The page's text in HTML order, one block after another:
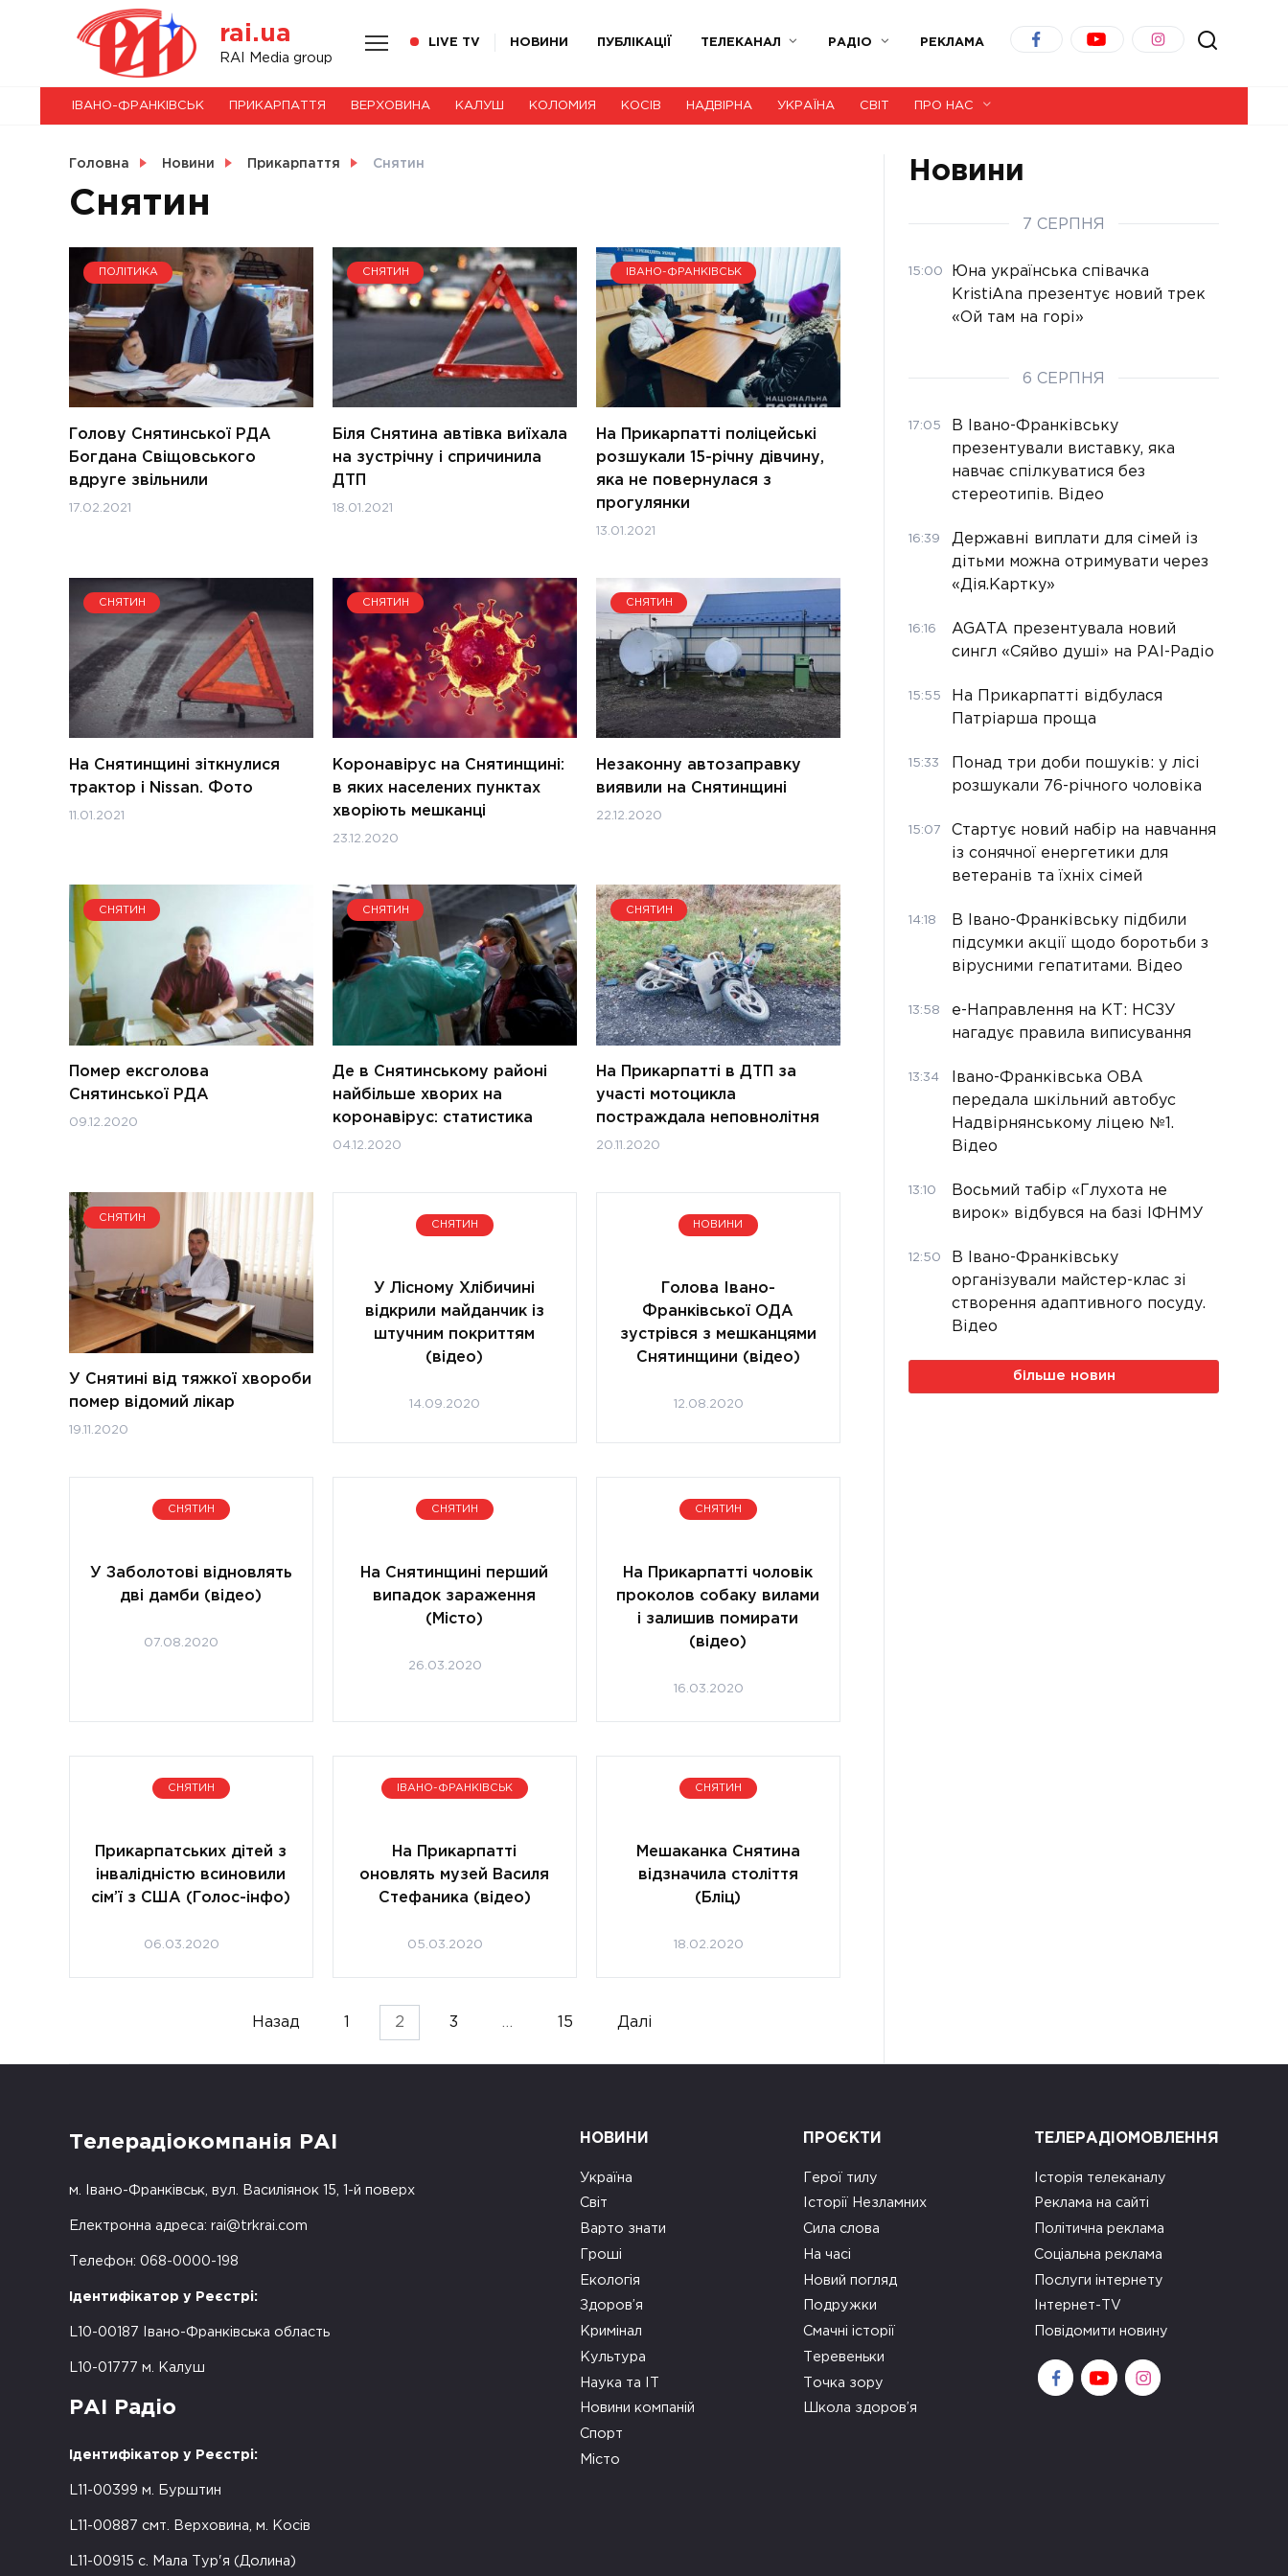
rai.ua
RAI Media group
LIVE TV НОВИНИ ПУБЛІКАЦІЇ ТЕЛЕКАНАЛ РАДІО РЕКЛАМА
НОВИНИ
СВІТ
УКРАЇНА
ІВАНО-ФРАНКІВСЬК ПРИКАРПАТТЯ ВЕРХОВИНА КАЛУШ КОЛОМИЯ КОСІВ НАДВІРНА УКРАЇНА СВІТ ПРО НАС
Головна Новини Прикарпаття Снятин
Снятин
ПОЛІТИКА
Голову Снятинської РДА
Богдана Свіщовського
вдруге звільнили
17.02.2021
СНЯТИН
Біля Снятина автівка виїхала
на зустрічну і спричинила
ДТП
18.01.2021
ІВАНО-ФРАНКІВСЬК
На Прикарпатті поліцейські
розшукали 15-річну дівчину,
яка не повернулася з
прогулянки
13.01.2021
СНЯТИН
На Снятинщині зіткнулися
трактор і Nissan. Фото
11.01.2021
СНЯТИН
Коронавірус на Снятинщині:
в яких населених пунктах
хворіють мешканці
23.12.2020
СНЯТИН
Незаконну автозаправку
виявили на Снятинщині
22.12.2020
СНЯТИН
Помер ексголова
Снятинської РДА
09.12.2020
СНЯТИН
Де в Снятинському районі
найбільше хворих на
коронавірус: статистика
04.12.2020
СНЯТИН
На Прикарпатті в ДТП за
участі мотоцикла
постраждала неповнолітня
20.11.2020
СНЯТИН
У Снятині від тяжкої хвороби
помер відомий лікар
19.11.2020
СНЯТИН
У Лісному Хлібичині
відкрили майданчик із
штучним покриттям
(відео)
14.09.2020
НОВИНИ
Голова Івано-
Франківської ОДА
зустрівся з мешканцями
Снятинщини (відео)
12.08.2020
СНЯТИН
У Заболотові відновлять
дві дамби (відео)
07.08.2020
СНЯТИН
На Снятинщині перший
випадок зараження
(Місто)
26.03.2020
СНЯТИН
На Прикарпатті чоловік
проколов собаку вилами
і залишив помирати
(відео)
16.03.2020
СНЯТИН
Прикарпатських дітей з
інвалідністю всиновили
сім’ї з США (Голос-інфо)
06.03.2020
ІВАНО-ФРАНКІВСЬК
На Прикарпатті
оновлять музей Василя
Стефаника (відео)
05.03.2020
СНЯТИН
Мешаканка Снятина
відзначила століття
(Бліц)
18.02.2020
Назад 2 3 … 15 Далі
Новини
7 СЕРПНЯ
15:00
Юна українська співачка
KristiAna презентує новий трек
«Ой там на горі»
6 СЕРПНЯ
17:05
В Івано-Франківську
презентували виставку, яка
навчає спілкуватися без
стереотипів. Відео
16:39
Державні виплати для сімей із
дітьми можна отримувати через
«Дія.Картку»
16:16
AGATA презентувала новий
сингл «Сяйво душі» на РАІ-Радіо
15:55
На Прикарпатті відбулася
Патріарша проща
15:33
Понад три доби пошуків: у лісі
розшукали 76-річного чоловіка
15:07
Стартує новий набір на навчання
із сонячної енергетики для
ветеранів та їхніх сімей
14:18
В Івано-Франківську підбили
підсумки акції щодо боротьби з
вірусними гепатитами. Відео
13:58
е-Направлення на КТ: НСЗУ
нагадує правила виписування
13:34
Івано-Франківська ОВА
передала шкільний автобус
Надвірнянському ліцею №1.
Відео
13:10
Восьмий табір «Глухота не
вирок» відбувся на базі ІФНМУ
12:50
В Івано-Франківську
організували майстер-клас зі
створення адаптивного посуду.
Відео
більше новин
Телерадіокомпанія РАІ
м. Івано-Франківськ, вул. Василіянок 15, 1-й поверх
Електронна адреса: rai@trkrai.com
Телефон: 068-0000-198
Ідентифікатор у Реєстрі:
L10-00187 Івано-Франківська область
L10-01777 м. Калуш
РАІ Радіо
Ідентифікатор у Реєстрі:
L11-00399 м. Бурштин
L11-00887 смт. Верховина, м. Косів
L11-00915 с. Мала Тур'я (Долина)
НОВИНИ
Україна
Світ
Варто знати
Гроші
Екологія
Здоров’я
Кримінал
Культура
Наука та ІТ
Новини компаній
Спорт
Місто
ПРОЄКТИ
Герої тилу
Історії Незламних
Сила слова
На часі
Новий погляд
Подружки
Смачні історії
Теревеньки
Точка зору
Школа здоров’я
ТЕЛЕРАДІОМОВЛЕННЯ
Історія телеканалу
Реклама на сайті
Політична реклама
Соціальна реклама
Послуги інтернету
Інтернет-TV
Повідомити новину